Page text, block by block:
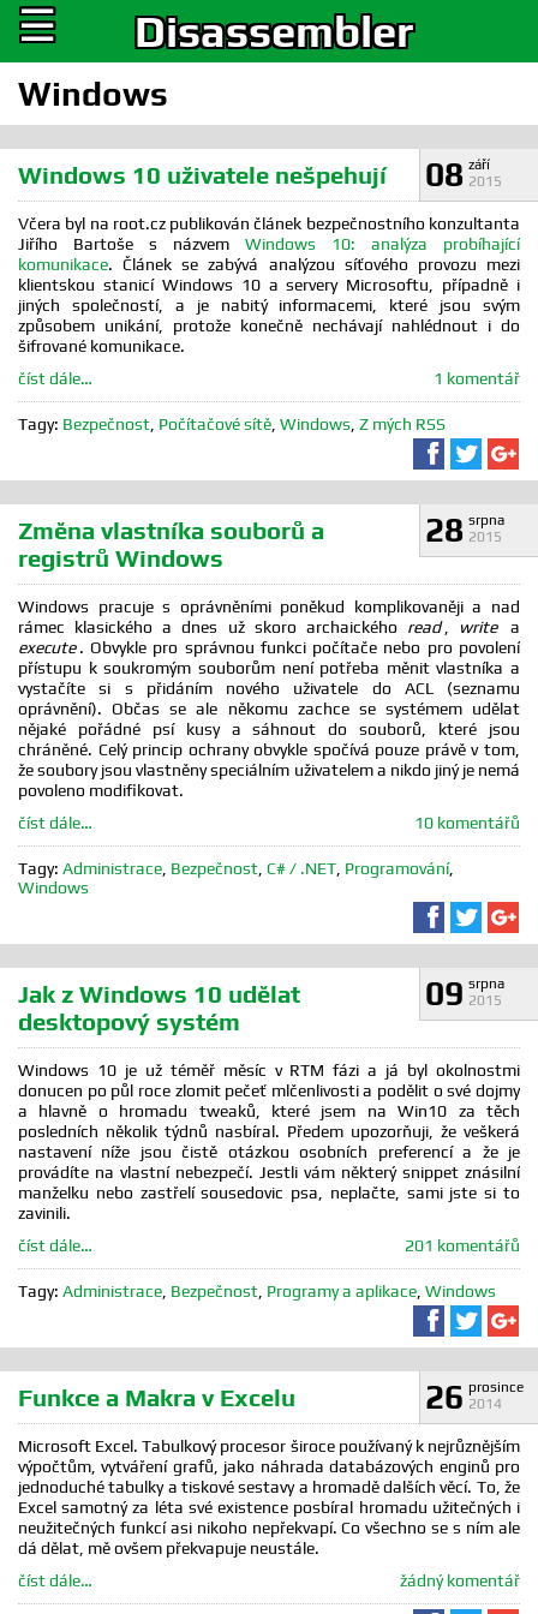
☰ Disassembler
Windows
08 září
2015
Windows 10 uživatele nešpehují
Včera byl na root.cz publikován článek bezpečnostního konzultanta
Jiřího Bartoše s názvem Windows 10: analýza probíhající
komunikace. Článek se zabývá analýzou síťového provozu mezi
klientskou stanicí Windows 10 a servery Microsoftu, případně i
jiných společností, a je nabitý informacemi, které jsou svým
způsobem unikání, protože konečně nechávají nahlédnout i do
šifrované komunikace.
číst dále…
1 komentář
Tagy: Bezpečnost Počítačové sítě Windows Z mých RSS
Sdílet na
Sdílet
28 srpna
2015
Změna vlastníka souborů a
registrů Windows
Windows pracuje s oprávněními poněkud komplikovaněji a nad
rámec klasického a dnes už skoro archaického read write
a
execute . Obvykle pro správnou funkci počítače nebo pro povolení
přístupu k soukromým souborům není potřeba měnit vlastníka a
vystačíte si s přidáním nového uživatele do ACL (seznamu
oprávnění). Občas se ale někomu zachce se systémem udělat
nějaké pořádné psí kusy a sáhnout do souborů, které jsou
chráněné. Celý princip ochrany obvykle spočívá pouze právě v tom,
že soubory jsou vlastněny speciálním uživatelem a nikdo jiný je nemá
povoleno modifikovat.
číst dále…
10 komentářů
Tagy: Administrace Bezpečnost C# / .NET Programování,
Windows
Sdílet na
Sdílet
09 srpna
2015
Jak z Windows 10 udělat
desktopový systém
Windows 10 je už téměř měsíc v RTM fázi a já byl okolnostmi
donucen po půl roce zlomit pečeť mlčenlivosti a podělit o své dojmy
a hlavně o hromadu tweaků, které jsem na Win10 za těch
posledních několik týdnů nasbíral. Předem upozorňuji, že veškerá
nastavení níže jsou čistě otázkou osobních preferencí a že je
provádíte na vlastní nebezpečí. Jestli vám některý snippet znásilní
manželku nebo zastřelí sousedovic psa, neplačte, sami jste si to
zavinili.
číst dále…
201 komentářů
Tagy: Administrace Bezpečnost Programy a aplikace Windows
Sdílet na
Sdílet
26 prosince
2014
Funkce a Makra v Excelu
Microsoft Excel. Tabulkový procesor široce používaný k nejrůznějším
výpočtům, vytváření grafů, jako náhrada databázových enginů pro
jednoduché tabulky a tiskové sestavy a hromadě dalších věcí. To, že
Excel samotný za léta své existence posbíral hromadu užitečných i
neužitečných funkcí asi nikoho nepřekvapí. Co všechno se s ním ale
dá dělat, mě ovšem překvapuje neustále.
číst dále…
žádný komentář